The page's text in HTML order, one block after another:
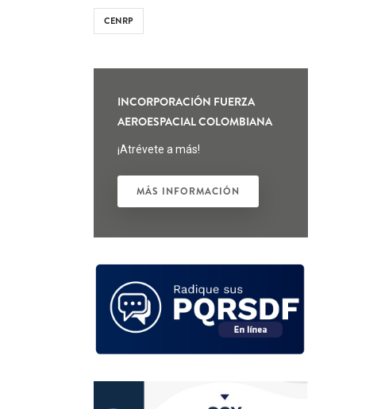
CENRP
INCORPORACIÓN FUERZA
AEROESPACIAL COLOMBIANA
¡Atrévete a más!
MÁS INFORMACIÓN